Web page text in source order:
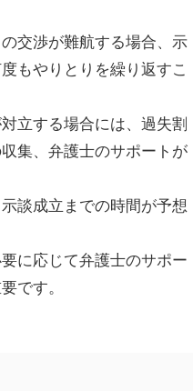
交渉が難航する場合、示
もやりとりを繰り返すこ
立する場合には、過失割
集、弁護士のサポートが
談成立までの時間が予想
に応じて弁護士のサポー
です。